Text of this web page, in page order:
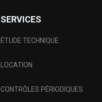
SERVICES
ÉTUDE TECHNIQUE
LOCATION
CONTRÔLES PÉRIODIQUES